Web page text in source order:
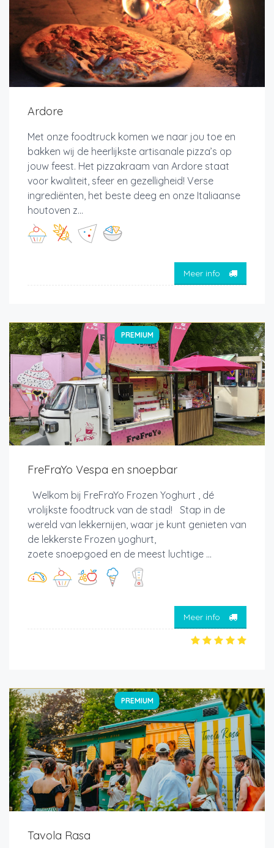
Ardore
Met onze foodtruck komen we naar jou toe en
bakken wij de heerlijkste artisanale pizza’s op
jouw feest. Het pizzakraam van Ardore staat
voor kwaliteit, sfeer en gezelligheid! Verse
ingrediënten, het beste deeg en onze Italiaanse
houtoven z...
Meer info
PREMIUM
FreFraYo Vespa en snoepbar
Welkom bij FreFraYo Frozen Yoghurt , dé
vrolijkste foodtruck van de stad! Stap in de
wereld van lekkernijen, waar je kunt genieten van
de lekkerste Frozen yoghurt,
zoete snoepgoed en de meest luchtige ...
Meer info
PREMIUM
Tavola Rasa